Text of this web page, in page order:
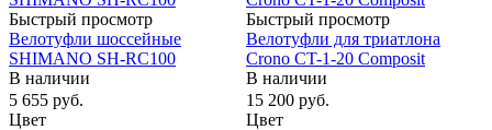
Быстрый просмотр
Велотуфли шоссейные
SHIMANO SH-RC100
В наличии
5 655 руб.
Цвет
Быстрый просмотр
Велотуфли для триатлона
Crono CT-1-20 Composit
В наличии
15 200 руб.
Цвет